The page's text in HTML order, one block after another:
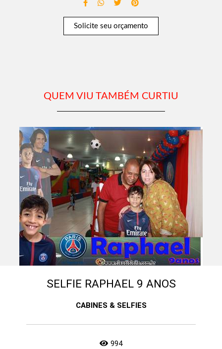
Solicite seu orçamento
QUEM VIU TAMBÉM CURTIU
SELFIE RAPHAEL 9 ANOS
CABINES & SELFIES
994